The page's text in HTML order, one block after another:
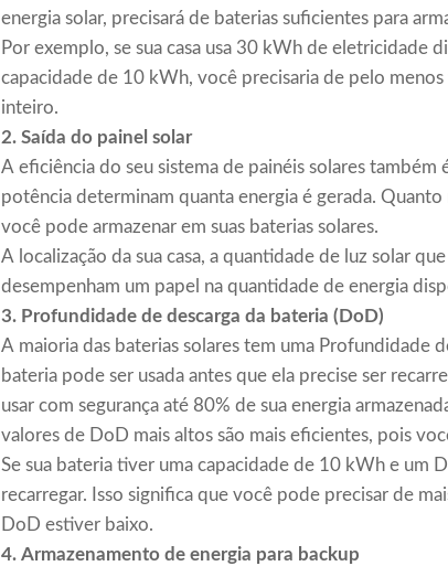
energia solar, precisará de baterias suficientes para
Por exemplo, se sua casa usa 30 kWh de eletricidade
capacidade de 10 kWh, você precisaria de pelo
inteiro.
2. Saída do painel solar
A eficiência do seu sistema de painéis solares
potência determinam quanta energia é gerada.
você pode armazenar em suas baterias solares.
A localização da sua casa, a quantidade de luz solar
desempenham um papel na quantidade de energia
3. Profundidade de descarga da bateria (DoD)
A maioria das baterias solares tem uma Profundidade
bateria pode ser usada antes que ela precise ser
usar com segurança até 80% de sua energia
valores de DoD mais altos são mais eficientes, pois
Se sua bateria tiver uma capacidade de 10 kWh e um
recarregar. Isso significa que você pode precisar de
DoD estiver baixo.
4. Armazenamento de energia para backup